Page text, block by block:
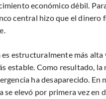
económico débil.
central hizo que el dinero
estructuralmente más alta
estable. Como resultado, la
ha desaparecido. En
se elevó por primera vez en